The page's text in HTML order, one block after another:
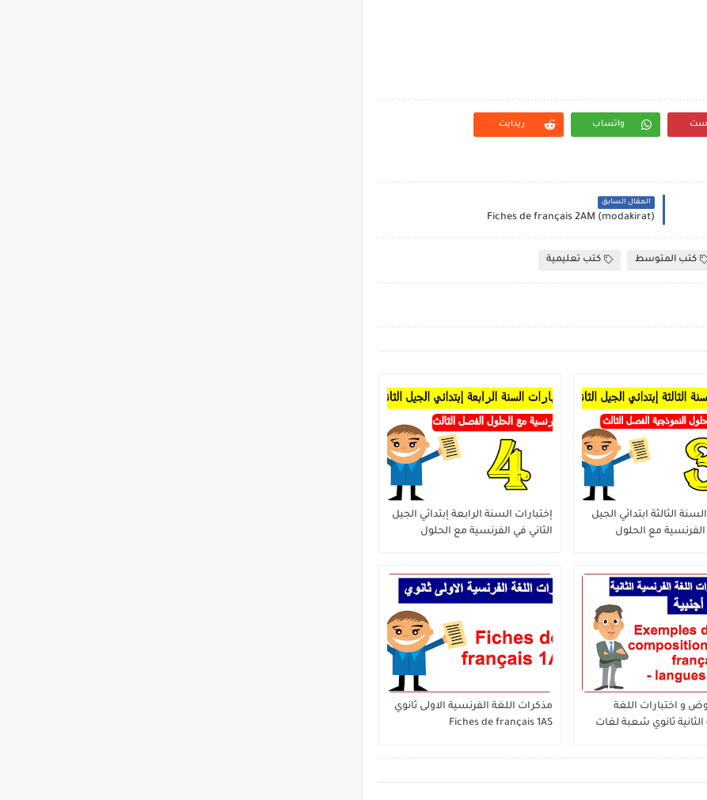
واتساب ريدايت
المقال السابق
Fiches de français 2AM (modakirat)
كتب المتوسط كتب تعليمية
الثالثة ابتدائي الجيل
الفرنسية مع الحلول
إختبارات السنة الرابعة إبتدائي الجيل
الثاني في الفرنسية مع الحلول
و اختبارات اللغة
الثانية ثانوي شعبة لغات
مذكرات اللغة الفرنسية الاولى ثانوي
Fiches de français 1AS